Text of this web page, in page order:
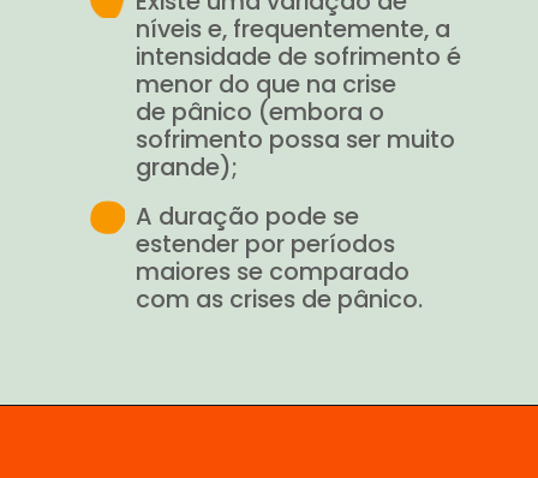
níveis e, frequentemente, a
intensidade de sofrimento é
menor do que na crise
de pânico (embora o
sofrimento possa ser muito
grande);
A duração pode se
estender por períodos
maiores se comparado
com as crises de pânico.